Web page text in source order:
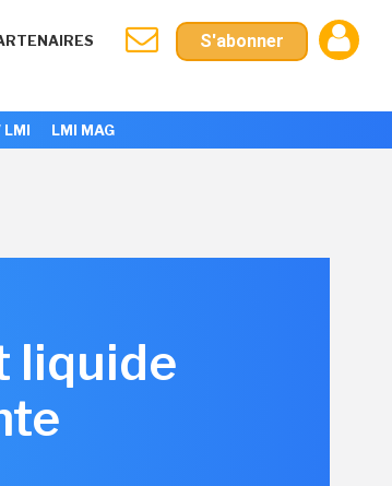
S'abonner
LMI LMI MAG
liquide